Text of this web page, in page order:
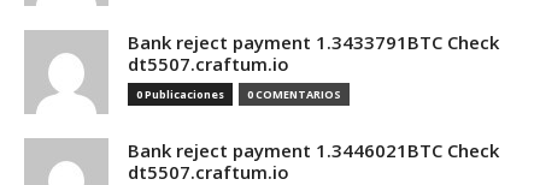
Bank reject payment 1.3433791BTC Check
dt5507.craftum.io
0 Publicaciones 0 COMENTARIOS
Bank reject payment 1.3446021BTC Check
dt5507.craftum.io